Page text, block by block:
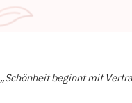
„Schönheit beginnt mit